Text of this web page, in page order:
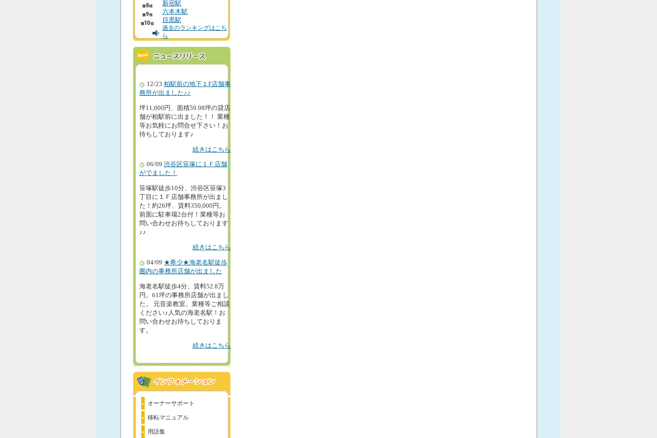
新宿駅
六本木駅
目黒駅
過去のランキングはこち
ら
12/23 柏駅前の地下１F店舗事
務所が出ました♪♪
坪11,000円、面積59.98坪の貸店
舗が柏駅前に出ました！！ 業種
等お気軽にお問合せ下さい！お
待ちしております♪
続きはこちら
06/09 渋谷区笹塚に１Ｆ店舗
がでました！
笹塚駅徒歩10分、渋谷区笹塚3
丁目に１Ｆ店舗事務所が出まし
た！約26坪、賃料350,000円。
前面に駐車場2台付！業種等お
問い合わせお待ちしております
♪♪
続きはこちら
04/09 ★希少★海老名駅徒歩
圏内の事務所店舗が出ました
海老名駅徒歩4分、賃料52.8万
円。61坪の事務所店舗が出まし
た。 元音楽教室。業種等ご相談
ください♪人気の海老名駅！お
問い合わせお待ちしておりま
す。
続きはこちら
オーナーサポート
移転マニュアル
用語集